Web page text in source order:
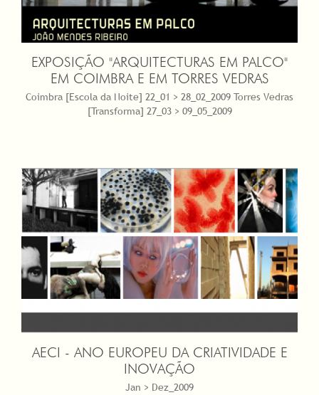
EXPOSIÇÃO "ARQUITECTURAS EM PALCO"
EM COIMBRA E EM TORRES VEDRAS
Coimbra [Escola da Noite] 22_01 > 28_02_2009 Torres Vedras
[Transforma] 27_03 > 09_05_2009
AECI - ANO EUROPEU DA CRIATIVIDADE E
INOVAÇÃO
Jan > Dez_2009